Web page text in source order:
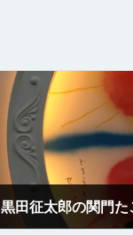
黒田征太郎の関門